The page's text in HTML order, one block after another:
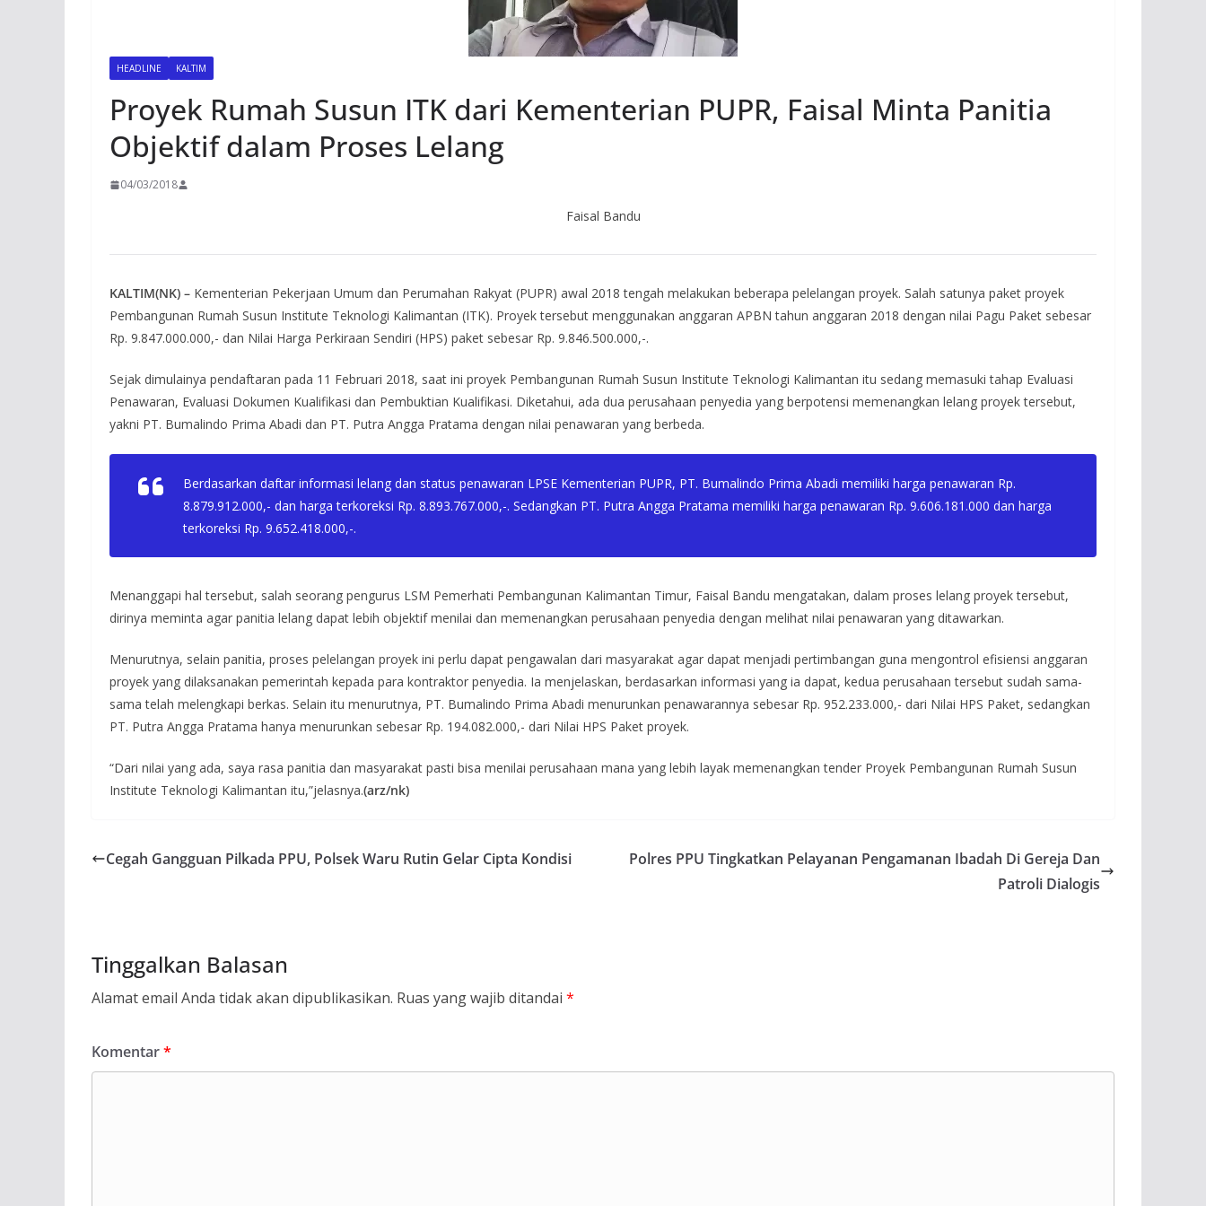
HEADLINE KALTIM
Proyek Rumah Susun ITK dari Kementerian PUPR, Faisal Minta Panitia
Objektif dalam Proses Lelang
04/03/2018
Faisal Bandu
KALTIM(NK) – Kementerian Pekerjaan Umum dan Perumahan Rakyat (PUPR) awal 2018 tengah melakukan beberapa pelelangan proyek. Salah satunya paket proyek
Pembangunan Rumah Susun Institute Teknologi Kalimantan (ITK). Proyek tersebut menggunakan anggaran APBN tahun anggaran 2018 dengan nilai Pagu Paket sebesar
Rp. 9.847.000.000,- dan Nilai Harga Perkiraan Sendiri (HPS) paket sebesar Rp. 9.846.500.000,-.
Sejak dimulainya pendaftaran pada 11 Februari 2018, saat ini proyek Pembangunan Rumah Susun Institute Teknologi Kalimantan itu sedang memasuki tahap Evaluasi
Penawaran, Evaluasi Dokumen Kualifikasi dan Pembuktian Kualifikasi. Diketahui, ada dua perusahaan penyedia yang berpotensi memenangkan lelang proyek tersebut,
yakni PT. Bumalindo Prima Abadi dan PT. Putra Angga Pratama dengan nilai penawaran yang berbeda.
Berdasarkan daftar informasi lelang dan status penawaran LPSE Kementerian PUPR, PT. Bumalindo Prima Abadi memiliki harga penawaran Rp.
8.879.912.000,- dan harga terkoreksi Rp. 8.893.767.000,-. Sedangkan PT. Putra Angga Pratama memiliki harga penawaran Rp. 9.606.181.000 dan harga
terkoreksi Rp. 9.652.418.000,-.
Menanggapi hal tersebut, salah seorang pengurus LSM Pemerhati Pembangunan Kalimantan Timur, Faisal Bandu mengatakan, dalam proses lelang proyek tersebut,
dirinya meminta agar panitia lelang dapat lebih objektif menilai dan memenangkan perusahaan penyedia dengan melihat nilai penawaran yang ditawarkan.
Menurutnya, selain panitia, proses pelelangan proyek ini perlu dapat pengawalan dari masyarakat agar dapat menjadi pertimbangan guna mengontrol efisiensi anggaran
proyek yang dilaksanakan pemerintah kepada para kontraktor penyedia. Ia menjelaskan, berdasarkan informasi yang ia dapat, kedua perusahaan tersebut sudah sama-
sama telah melengkapi berkas. Selain itu menurutnya, PT. Bumalindo Prima Abadi menurunkan penawarannya sebesar Rp. 952.233.000,- dari Nilai HPS Paket, sedangkan
PT. Putra Angga Pratama hanya menurunkan sebesar Rp. 194.082.000,- dari Nilai HPS Paket proyek.
“Dari nilai yang ada, saya rasa panitia dan masyarakat pasti bisa menilai perusahaan mana yang lebih layak memenangkan tender Proyek Pembangunan Rumah Susun
Institute Teknologi Kalimantan itu,”jelasnya.(arz/nk)
Cegah Gangguan Pilkada PPU, Polsek Waru Rutin Gelar Cipta Kondisi
Polres PPU Tingkatkan Pelayanan Pengamanan Ibadah Di Gereja Dan
Patroli Dialogis
Tinggalkan Balasan
Alamat email Anda tidak akan dipublikasikan. Ruas yang wajib ditandai *
Komentar*